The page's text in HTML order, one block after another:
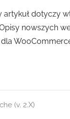
artykuł dotyczy
nowszych
(v. 2.X)